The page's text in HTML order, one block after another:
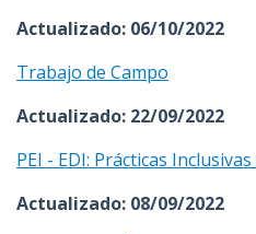
Actualizado: 06/10/2022
Trabajo de Campo
Actualizado: 22/09/2022
PEI - EDI: Prácticas
Actualizado: 08/09/2022